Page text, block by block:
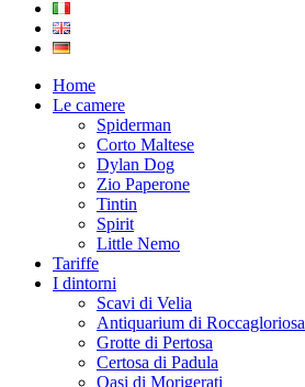
Home
Le camere
Spiderman
Corto Maltese
Dylan Dog
Zio Paperone
Tintin
Spirit
Little Nemo
Tariffe
I dintorni
Scavi di Velia
Antiquarium di Roccagloriosa
Grotte di Pertosa
Certosa di Padula
Oasi di Morigerati